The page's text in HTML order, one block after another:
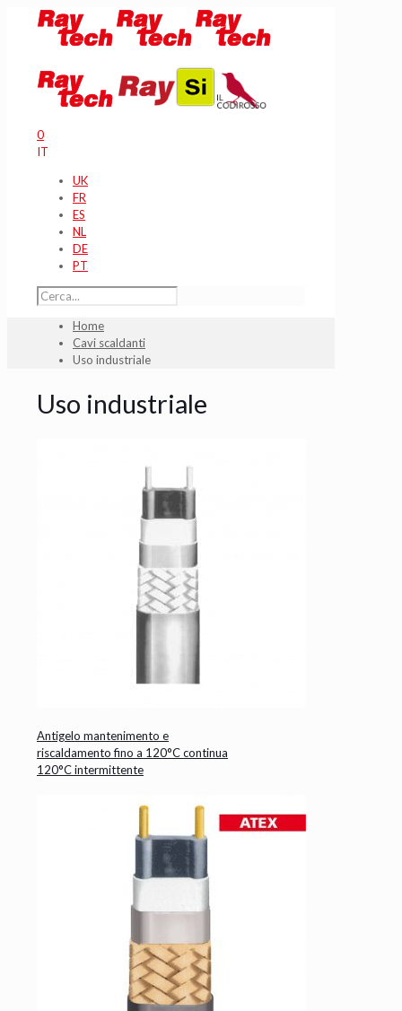
0
IT
UK
FR
ES
NL
DE
PT
Home
Cavi scaldanti
Uso industriale
Uso industriale
Antigelo mantenimento e
riscaldamento fino a 120°C continua
120°C intermittente